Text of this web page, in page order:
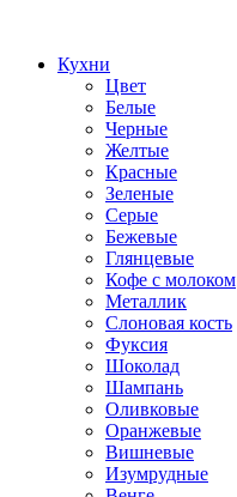
Кухни
Цвет
Белые
Черные
Желтые
Красные
Зеленые
Серые
Бежевые
Глянцевые
Кофе с молоком
Металлик
Слоновая кость
Фуксия
Шоколад
Шампань
Оливковые
Оранжевые
Вишневые
Изумрудные